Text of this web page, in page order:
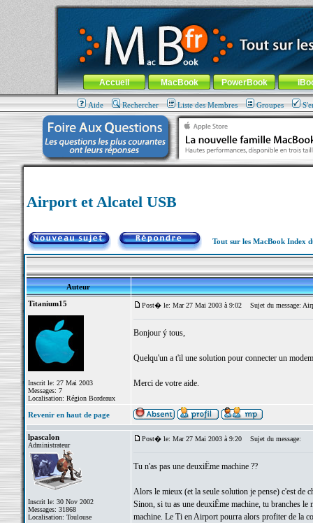
MacBook-fr.com : 100% Apple... 100% nomade !
Aller au contenu-Aller au menu général-Aller au menu de
Menu général
Accueil MacBook PowerBook
Aide Rechercher Liste des Membres Groupes
Airport et Alcatel USB
Tout sur les MacBook Index
Auteur
Titanium15
Inscrit le: 27 Mai 2003
Messages: 7
Localisation: Région Bordeaux
Post� le: Mar 27 Mai 2003 à 9:02 Sujet du message:
Bonjour ý tous,
Quelqu'un a t'il une solution pour connecter un
Merci de votre aide.
Revenir en haut de page
lpascalon
Administrateur
Inscrit le: 30 Nov 2002
Messages: 31868
Localisation: Toulouse
Post� le: Mar 27 Mai 2003 à 9:20 Sujet du message:
Tu n'as pas une deuxiËme machine ??
Alors le mieux (et la seule solution je pense) c'est de
Sinon, si tu as une deuxiËme machine, tu branches le
machine. Le Ti en Airport pourra alors profiter de la